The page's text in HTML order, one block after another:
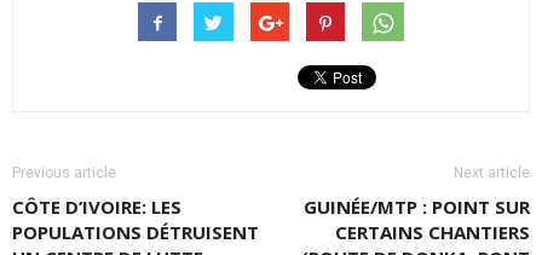
Previous article
CÔTE D’IVOIRE: LES
POPULATIONS DÉTRUISENT
Next article
GUINÉE/MTP : POINT SUR
CERTAINS CHANTIERS